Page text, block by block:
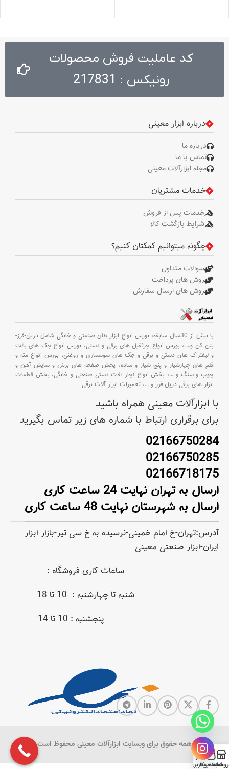
ولت . وزن : 3.5 کیلوگرم . نوع بسته
‌بندی : کیف BMC مقاوم در برابر
ضربه . متعلقات : دسته جانبی طراحی
شده توسط رونیکس، میله تنظیم
عمق، آچار سه نظام
کد عاملیت فروش محصولات
رونیکس : 217831
درباره ابزار معینی
درباره ما
تماس با ما
مجله ابزارآلات معینی
خدمات مشتریان
خدمات پس از فروش
شرایط بازگشت کالا
چگونه میتوانیم کمکتان کنیم؟
سوالات متداول
روش های پرداخت
روش های ارسال سفارش
با بیش از 30سال سابقه،
بورس انواع ابزار های صنعتی و خانگی شامل دریل-فرز-
بتن کن و….، بورس انواع جرثقیل های برقی و دستی، بورس انواع جک های پالت
و لیفتراک های دستی و برقی و جک های سوسماری و روغنی، بورس انواع مته و
قلم های چهارشیار و پنج شیار و ساده، پخش صفحه های برش و سایش آهن و
چوب و سنگ و …، پخش انواع آچار آلات دستی صنعتی و خانگی، پخش قطعات
ابزار های برقی دریل-فرز و …، تعمیرات ابزار آلات برقی
با ابزارآلات معینی همراه باشید
برای برقراری ارتباط با شماره های زیر تماس بگیرید
02166750284
02166750285
02166718175
ارسال به تهران نهایت 24 ساعت کاری
ارسال به شهرستان نهایت 48 ساعت کاری
آدرس:تهران-خ امام خمینی-نرسیده به خ سی تیر-بازار ابزار
ایران-ابزار صنعتی معینی
ساعات کاری فروشگاه :
شنبه تا چهارشنبه : 10 تا 18
پنجشنبه : 10 تا 14
همه حقوق برای وبسایت ابزارآلات معینی محفوظ است
0
سبد خرید
حساب کاربری من